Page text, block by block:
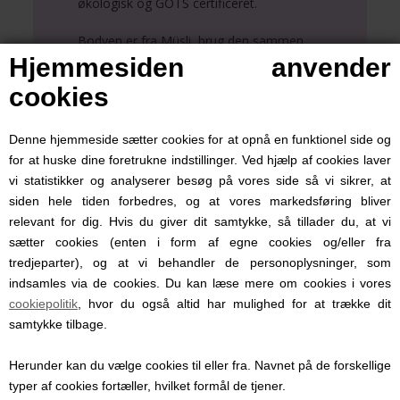
Hjemmesiden anvender
cookies
Denne hjemmeside sætter cookies for at opnå en funktionel side og
for at huske dine foretrukne indstillinger. Ved hjælp af cookies laver
vi statistikker og analyserer besøg på vores side så vi sikrer, at
siden hele tiden forbedres, og at vores markedsføring bliver
relevant for dig. Hvis du giver dit samtykke, så tillader du, at vi
sætter cookies (enten i form af egne cookies og/eller fra
tredjeparter), og at vi behandler de personoplysninger, som
indsamles via de cookies. Du kan læse mere om cookies i vores
cookiepolitik , hvor du også altid har mulighed for at trække dit
samtykke tilbage.
Herunder kan du vælge cookies til eller fra. Navnet på de forskellige
typer af cookies fortæller, hvilket formål de tjener.
Bodyen er fra Müsli, brug den sammen
med andre farver i bukser og leggings.
Brug den gerne sammen med Geranium
Pants Baby eller Seed farveserie.
Alt i alt et super lækkert stykke tøj den
nyfødte baby. Køb det så du er klar når
baby kommer, eller som barselsgave.
Bodyen ligger i 6 størrelser:
56 (1-2 måneder)
62 (3 måneder)
68 (6 måneder)
74 (9 måneder)
80 (12 måneder)
86 (18 måneder)